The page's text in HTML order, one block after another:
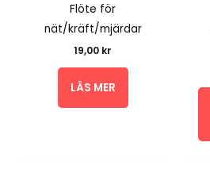
Flöte för
nät/kräft/mjärdar
19,00 kr
LÄS MER